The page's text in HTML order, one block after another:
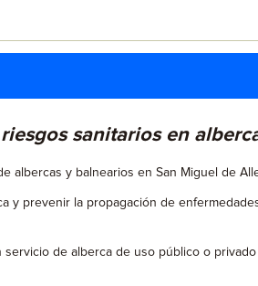
sanitarios en
albercas y balnearios en San Miguel de
prevenir la propagación de
de alberca de uso público o